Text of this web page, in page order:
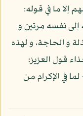
إلا ما في قوله:
نفسه مرتين و
و الحاجة، و لهذه
قول العزيز:
في الإكرام من